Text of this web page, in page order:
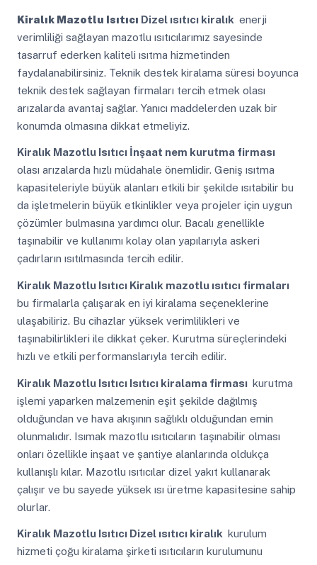
Kiralık Mazotlu Isıtıcı Dizel ısıtıcı kiralık enerji
verimliliği sağlayan mazotlu ısıtıcılarımız sayesinde
tasarruf ederken kaliteli ısıtma hizmetinden
faydalanabilirsiniz. Teknik destek kiralama süresi boyunca
teknik destek sağlayan firmaları tercih etmek olası
arızalarda avantaj sağlar. Yanıcı maddelerden uzak bir
konumda olmasına dikkat etmeliyiz.
Kiralık Mazotlu Isıtıcıİnşaat nem kurutma firması
olası arızalarda hızlı müdahale önemlidir. Geniş ısıtma
kapasiteleriyle büyük alanları etkili bir şekilde ısıtabilir bu
da işletmelerin büyük etkinlikler veya projeler için uygun
çözümler bulmasına yardımcı olur. Bacalı genellikle
taşınabilir ve kullanımı kolay olan yapılarıyla askeri
çadırların ısıtılmasında tercih edilir.
Kiralık Mazotlu IsıtıcıKiralık mazotlu ısıtıcı firmaları
bu firmalarla çalışarak en iyi kiralama seçeneklerine
ulaşabiliriz. Bu cihazlar yüksek verimlilikleri ve
taşınabilirlikleri ile dikkat çeker. Kurutma süreçlerindeki
hızlı ve etkili performanslarıyla tercih edilir.
Kiralık Mazotlu IsıtıcıIsıtıcı kiralama firması kurutma
işlemi yaparken malzemenin eşit şekilde dağılmış
olduğundan ve hava akışının sağlıklı olduğundan emin
olunmalıdır. Isımak mazotlu ısıtıcıların taşınabilir olması
onları özellikle inşaat ve şantiye alanlarında oldukça
kullanışlı kılar. Mazotlu ısıtıcılar dizel yakıt kullanarak
çalışır ve bu sayede yüksek ısı üretme kapasitesine sahip
olurlar.
Kiralık Mazotlu IsıtıcıDizel ısıtıcı kiralık kurulum
hizmeti çoğu kiralama şirketi ısıtıcıların kurulumunu